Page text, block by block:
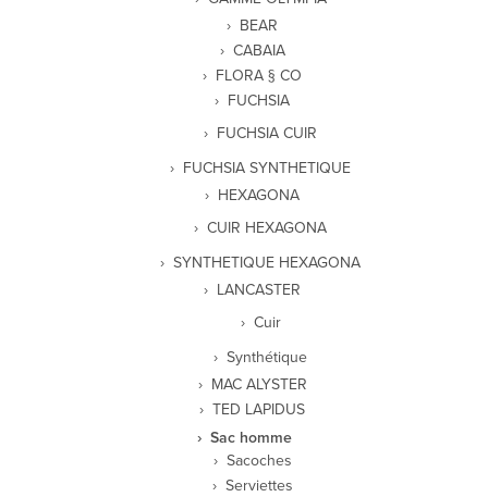
BEAR
CABAIA
FLORA § CO
FUCHSIA
FUCHSIA CUIR
FUCHSIA SYNTHETIQUE
HEXAGONA
CUIR HEXAGONA
SYNTHETIQUE HEXAGONA
LANCASTER
Cuir
Synthétique
MAC ALYSTER
TED LAPIDUS
Sac homme
Sacoches
Serviettes